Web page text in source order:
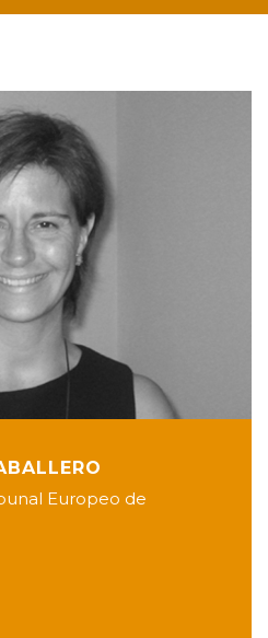
Europeo de